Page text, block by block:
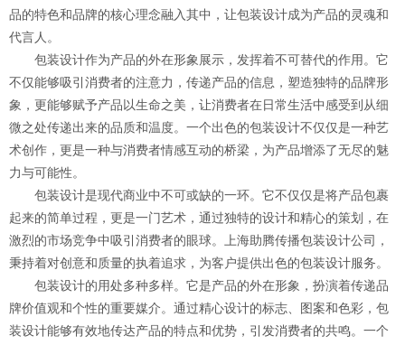
品的特色和品牌的核心理念融入其中，让包装设计成为产品的灵魂和
代言人。
包装设计作为产品的外在形象展示，发挥着不可替代的作用。它
不仅能够吸引消费者的注意力，传递产品的信息，塑造独特的品牌形
象，更能够赋予产品以生命之美，让消费者在日常生活中感受到从细
微之处传递出来的品质和温度。一个出色的包装设计不仅仅是一种艺
术创作，更是一种与消费者情感互动的桥梁，为产品增添了无尽的魅
力与可能性。
包装设计是现代商业中不可或缺的一环。它不仅仅是将产品包裹
起来的简单过程，更是一门艺术，通过独特的设计和精心的策划，在
激烈的市场竞争中吸引消费者的眼球。上海助腾传播包装设计公司，
秉持着对创意和质量的执着追求，为客户提供出色的包装设计服务。
包装设计的用处多种多样。它是产品的外在形象，扮演着传递品
牌价值观和个性的重要媒介。通过精心设计的标志、图案和色彩，包
装设计能够有效地传达产品的特点和优势，引发消费者的共鸣。一个